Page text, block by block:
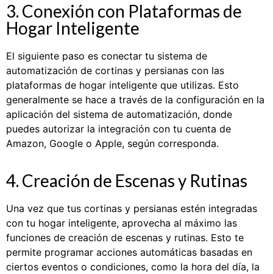
3. Conexión con Plataformas de
Hogar Inteligente
El siguiente paso es conectar tu sistema de
automatización de cortinas y persianas con las
plataformas de hogar inteligente que utilizas. Esto
generalmente se hace a través de la configuración en la
aplicación del sistema de automatización, donde
puedes autorizar la integración con tu cuenta de
Amazon, Google o Apple, según corresponda.
4. Creación de Escenas y Rutinas
Una vez que tus cortinas y persianas estén integradas
con tu hogar inteligente, aprovecha al máximo las
funciones de creación de escenas y rutinas. Esto te
permite programar acciones automáticas basadas en
ciertos eventos o condiciones, como la hora del día, la